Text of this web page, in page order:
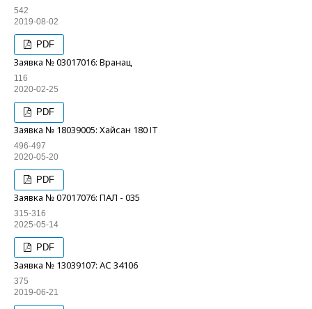
542
2019-08-02
PDF
Заявка № 03017016: Вранац
116
2020-02-25
PDF
Заявка № 18039005: Хайсан 180 ІТ
496-497
2020-05-20
PDF
Заявка № 07017076: ПАЛ - 035
315-316
2025-05-14
PDF
Заявка № 13039107: АС 34106
375
2019-06-21